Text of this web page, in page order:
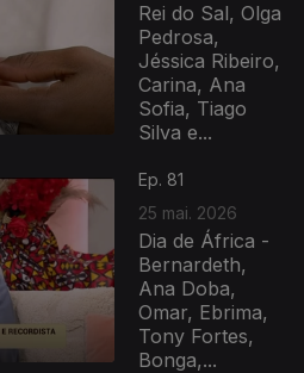
Rei do Sal, Olga
Pedrosa,
Jéssica Ribeiro,
Carina, Ana
Sofia, Tiago
Silva e...
Ep. 81
25 mai. 2026
Dia de África -
Bernardeth,
Ana Doba,
Omar, Ebrima,
Tony Fortes,
Bonga,...